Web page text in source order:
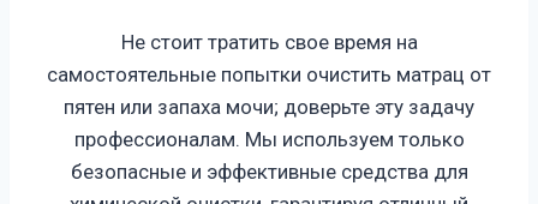
Не стоит тратить свое время на
самостоятельные попытки очистить матрац от
пятен или запаха мочи; доверьте эту задачу
профессионалам. Мы используем только
безопасные и эффективные средства для